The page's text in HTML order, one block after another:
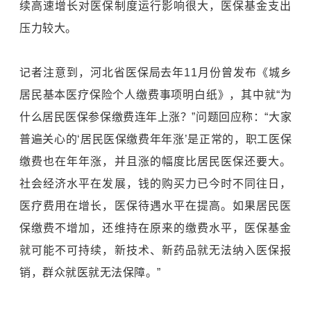
续高速增长对医保制度运行影响很大，医保基金支出
压力较大。
记者注意到，河北省医保局去年11月份曾发布《城乡
居民基本医疗保险个人缴费事项明白纸》，其中就“为
什么居民医保参保缴费连年上涨？”问题回应称：“大家
普遍关心的‘居民医保缴费年年涨’是正常的，职工医保
缴费也在年年涨，并且涨的幅度比居民医保还要大。
社会经济水平在发展，钱的购买力已今时不同往日，
医疗费用在增长，医保待遇水平在提高。如果居民医
保缴费不增加，还维持在原来的缴费水平，医保基金
就可能不可持续，新技术、新药品就无法纳入医保报
销，群众就医就无法保障。”